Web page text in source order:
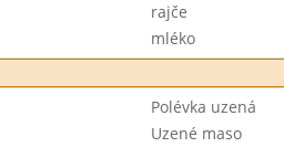
rajče
mléko
Polévka uzená
Uzené maso